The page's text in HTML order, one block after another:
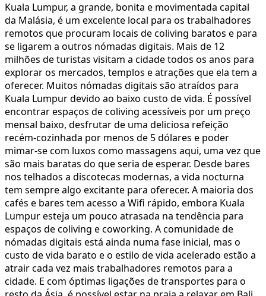
Kuala Lumpur, a grande, bonita e movimentada capital
da Malásia, é um excelente local para os trabalhadores
remotos que procuram locais de coliving baratos e para
se ligarem a outros nómadas digitais. Mais de 12
milhões de turistas visitam a cidade todos os anos para
explorar os mercados, templos e atrações que ela tem a
oferecer. Muitos nómadas digitais são atraídos para
Kuala Lumpur devido ao baixo custo de vida. É possível
encontrar espaços de coliving acessíveis por um preço
mensal baixo, desfrutar de uma deliciosa refeição
recém-cozinhada por menos de 5 dólares e poder
mimar-se com luxos como massagens aqui, uma vez que
são mais baratas do que seria de esperar. Desde bares
nos telhados a discotecas modernas, a vida nocturna
tem sempre algo excitante para oferecer. A maioria dos
cafés e bares tem acesso a Wifi rápido, embora Kuala
Lumpur esteja um pouco atrasada na tendência para
espaços de coliving e coworking. A comunidade de
nómadas digitais está ainda numa fase inicial, mas o
custo de vida barato e o estilo de vida acelerado estão a
atrair cada vez mais trabalhadores remotos para a
cidade. E com óptimas ligações de transportes para o